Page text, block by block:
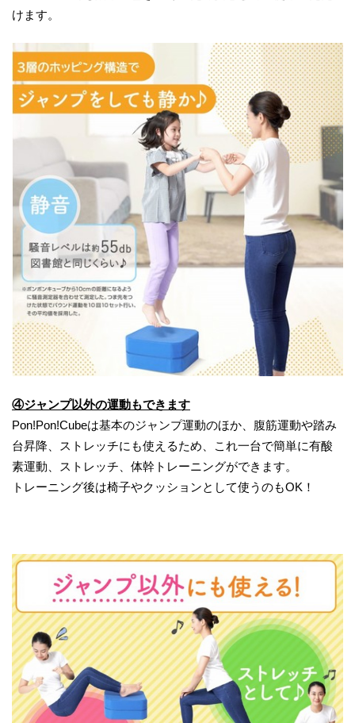
けます。
④ジャンプ以外の運動もできます
Pon!Pon!Cubeは基本のジャンプ運動のほか、腹筋運動や踏み
台昇降、ストレッチにも使えるため、これ一台で簡単に有酸
素運動、ストレッチ、体幹トレーニングができます。
トレーニング後は椅子やクッションとして使うのもOK！